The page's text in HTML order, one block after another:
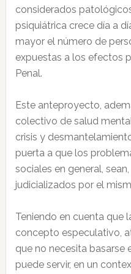
considerados
psiquiátrica crece día a
mayor el número de
expuestas a los efectos
Penal.
Este anteproyecto,
colectivo de salud
crisis y
puerta a que los
sociales en general,
judicializados por el
Teniendo en cuenta que
concepto especulativo,
que no necesita basarse
puede servir, en un